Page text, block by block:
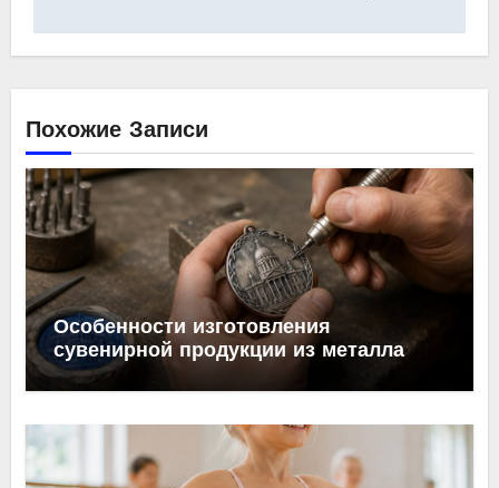
Похожие Записи
Особенности изготовления
сувенирной продукции из металла